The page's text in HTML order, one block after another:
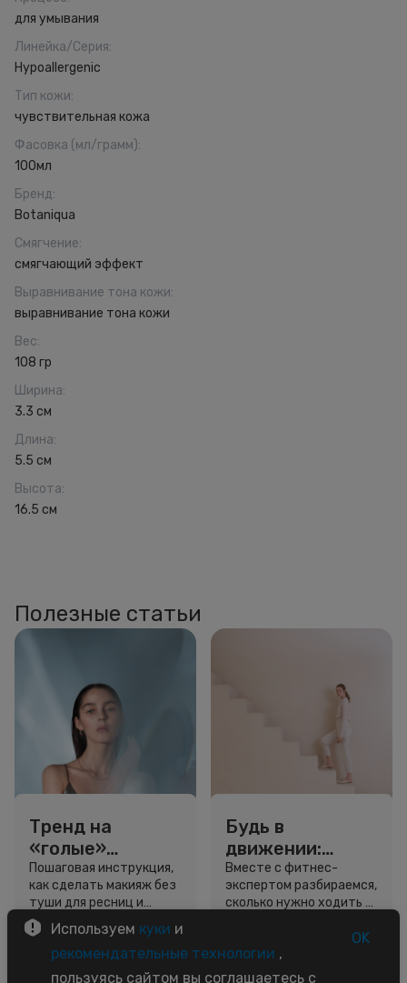
для умывания
Линейка/Серия:
Hypoallergenic
Тип кожи:
чувствительная кожа
Фасовка (мл/грамм):
100мл
Бренд:
Botaniqua
Смягчение:
смягчающий эффект
Выравнивание тона кожи:
выравнивание тона кожи
Вес:
108 гр
Ширина:
3.3 см
Длина:
5.5 см
Высота:
16.5 см
Полезные статьи
Тренд на
«голые»
ресницы: как
выглядеть
свежо, не
используя тушь
Пошаговая инструкция,
как сделать макияж без
туши для ресниц и
звёздный образ для
вдохновения.
3 минуты
Будь в
движении:
сколько нужно
шагов для
красоты и
Вместе с фитнес-
экспертом разбираемся,
сколько нужно ходить и
5 минут
Используем куки и
рекомендательные технологии ,
пользуясь сайтом вы соглашаетесь с
OK